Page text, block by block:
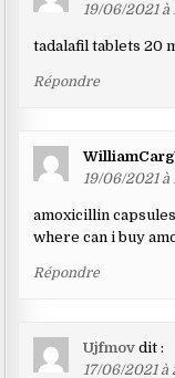
19/06/2021 à
tadalafil tablets 20
Répondre
19/06/2021 à
amoxicillin
where can i buy
Répondre
Ujfmov dit :
17/06/2021